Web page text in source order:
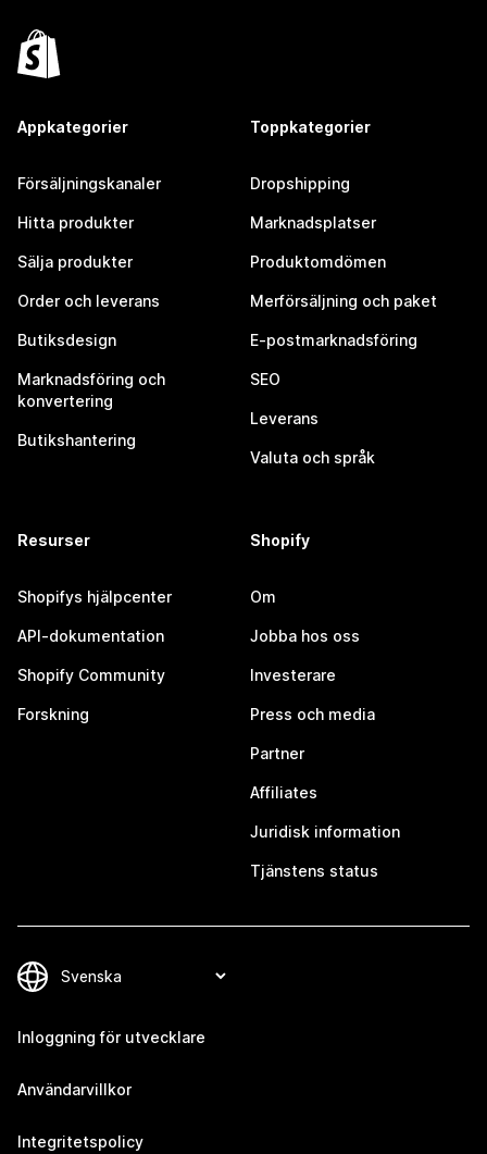
Appkategorier
Försäljningskanaler
Hitta produkter
Sälja produkter
Order och leverans
Butiksdesign
Marknadsföring och
konvertering
Butikshantering
Toppkategorier
Dropshipping
Marknadsplatser
Produktomdömen
Merförsäljning och paket
E-postmarknadsföring
SEO
Leverans
Valuta och språk
Resurser
Shopifys hjälpcenter
API-dokumentation
Shopify Community
Forskning
Shopify
Om
Jobba hos oss
Investerare
Press och media
Partner
Affiliates
Juridisk information
Tjänstens status
Inloggning för utvecklare
Användarvillkor
Integritetspolicy